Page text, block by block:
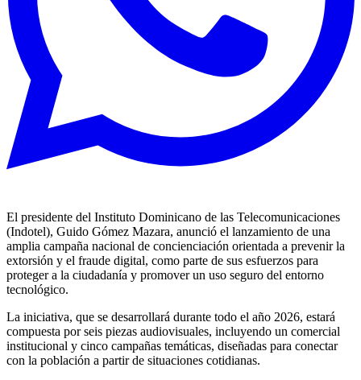
El presidente del Instituto Dominicano de las Telecomunicaciones
(Indotel), Guido Gómez Mazara, anunció el lanzamiento de una
amplia campaña nacional de concienciación orientada a prevenir la
extorsión y el fraude digital, como parte de sus esfuerzos para
proteger a la ciudadanía y promover un uso seguro del entorno
tecnológico.
La iniciativa, que se desarrollará durante todo el año 2026, estará
compuesta por seis piezas audiovisuales, incluyendo un comercial
institucional y cinco campañas temáticas, diseñadas para conectar
con la población a partir de situaciones cotidianas.